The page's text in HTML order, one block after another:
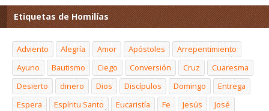
Etiquetas de Homilías
Adviento Alegría Amor Apóstoles
Arrepentimiento
Ayuno
Bautismo Ciego Conversión Cruz
Cuaresma
Desierto
dinero Dios Discípulos Domingo
Entrega
Espera
Espíritu Santo Eucaristía Fe Jesús
José